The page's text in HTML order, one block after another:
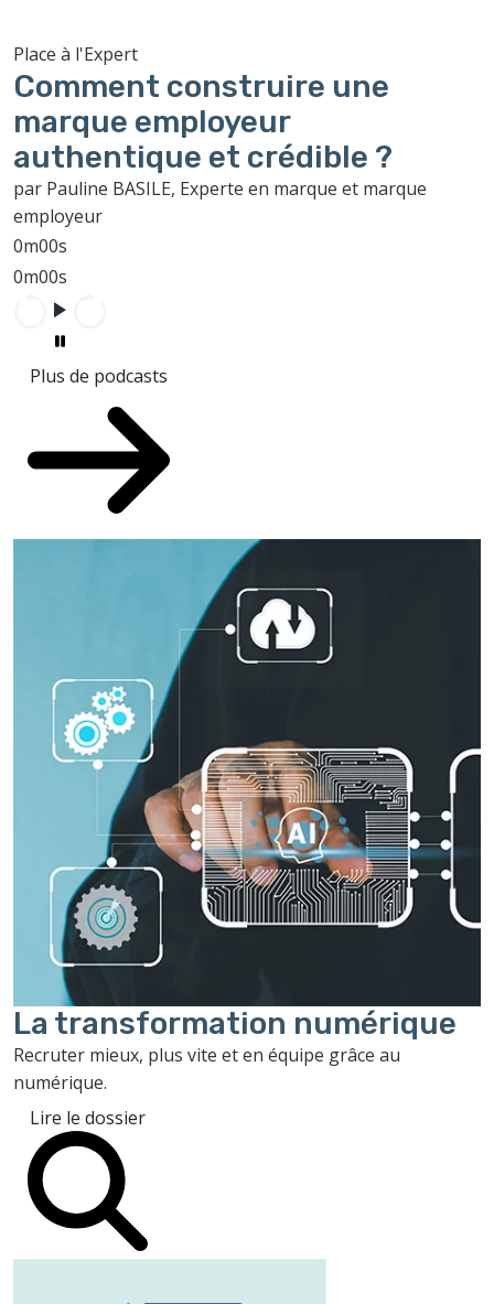
Place à l'Expert
Comment construire une
marque employeur
authentique et crédible ?
par Pauline BASILE, Experte en marque et marque
employeur
0m00s
0m00s
Plus de podcasts
La transformation numérique
Recruter mieux, plus vite et en équipe grâce au
numérique.
Lire le dossier